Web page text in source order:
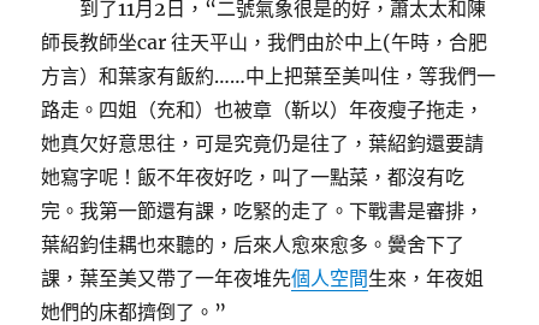
到了11月2日，“二號氣象很是的好，蕭太太和陳
師長教師坐car 往天平山，我們由於中上(午時，合肥
方言）和葉家有飯約……中上把葉至美叫住，等我們一
路走。四姐（充和）也被章（靳以）年夜瘦子拖走，
她真欠好意思往，可是究竟仍是往了，葉紹鈞還要請
她寫字呢！飯不年夜好吃，叫了一點菜，都沒有吃
完。我第一節還有課，吃緊的走了。下戰書是審排，
葉紹鈞佳耦也來聽的，后來人愈來愈多。黌舍下了
課，葉至美又帶了一年夜堆先個人空間生來，年夜姐
她們的床都擠倒了。”